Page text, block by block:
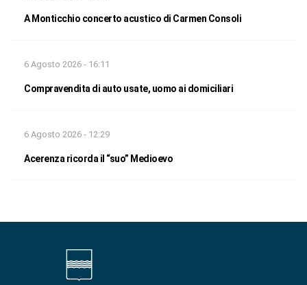
A Monticchio concerto acustico di Carmen Consoli
6 Agosto 2026 - 16:11
Compravendita di auto usate, uomo ai domiciliari
6 Agosto 2026 - 12:29
Acerenza ricorda il “suo” Medioevo